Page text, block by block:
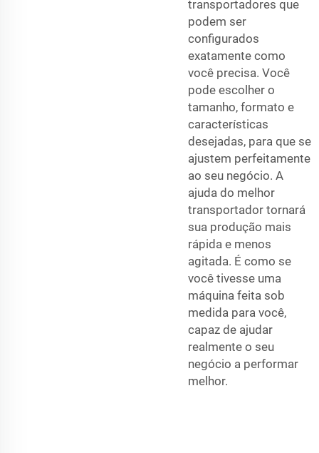
transportadores que
podem ser
configurados
exatamente como
você precisa. Você
pode escolher o
tamanho, formato e
características
desejadas, para que se
ajustem perfeitamente
ao seu negócio. A
ajuda do melhor
transportador tornará
sua produção mais
rápida e menos
agitada. É como se
você tivesse uma
máquina feita sob
medida para você,
capaz de ajudar
realmente o seu
negócio a performar
melhor.